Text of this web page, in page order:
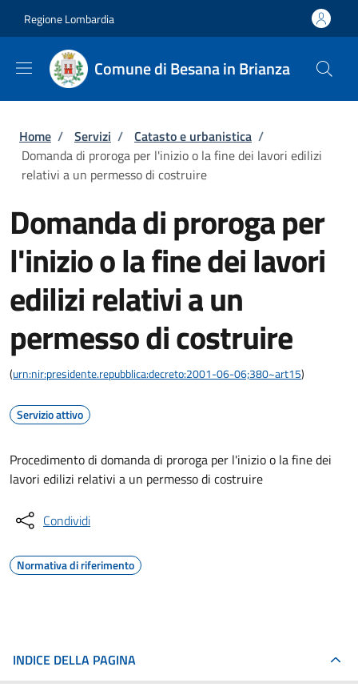
Regione Lombardia
Comune di Besana in Brianza
Briciole di pane
Home / Servizi / Catasto e urbanistica /
Domanda di proroga per l'inizio o la fine dei lavori edilizi
relativi a un permesso di costruire
Domanda di proroga per
l'inizio o la fine dei lavori
edilizi relativi a un
permesso di costruire
(urn:nir:presidente.repubblica:decreto:2001-06-06;380~art15)
Servizio attivo
Procedimento di domanda di proroga per l'inizio o la fine dei
lavori edilizi relativi a un permesso di costruire
Condividi
Normativa di riferimento
INDICE DELLA PAGINA